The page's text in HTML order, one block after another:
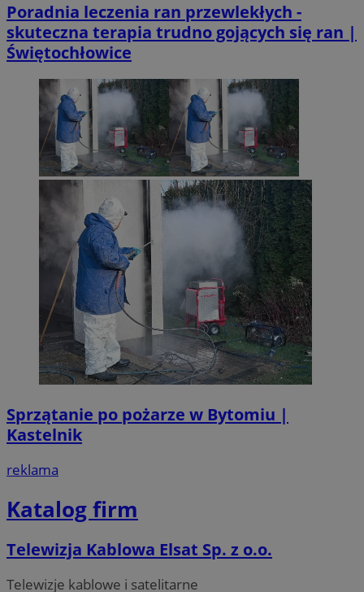
Poradnia leczenia ran przewlekłych -
skuteczna terapia trudno gojących się ran |
Świętochłowice
Sprzątanie po pożarze w Bytomiu |
Kastelnik
reklama
Katalog firm
Telewizja Kablowa Elsat Sp. z o.o.
Telewizje kablowe i satelitarne